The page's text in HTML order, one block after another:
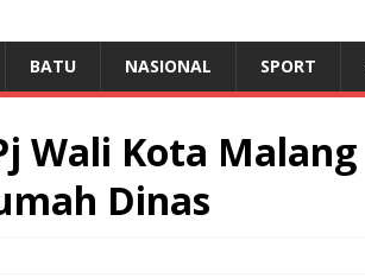
BATU NASIONAL SPORT
Wali Kota Malang
Dinas